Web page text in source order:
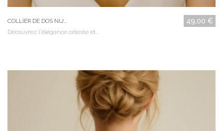
COLLIER DE DOS NU... 49,00 €
Découvrez l'élégance céleste et...